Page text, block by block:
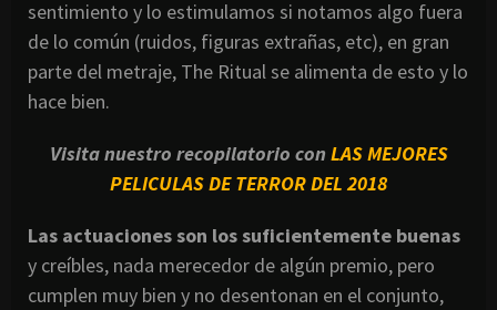
sentimiento y lo estimulamos si notamos algo fuera
de lo común (ruidos, figuras extrañas, etc), en gran
parte del metraje, The Ritual se alimenta de esto y lo
hace bien.
Visita nuestro recopilatorio con LAS MEJORES
PELICULAS DE TERROR DEL 2018
Las actuaciones son los suficientemente buenas
y creíbles, nada merecedor de algún premio, pero
cumplen muy bien y no desentonan en el conjunto,